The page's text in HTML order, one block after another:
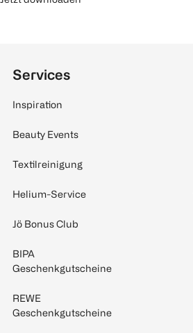
Services
Inspiration
Beauty Events
Textilreinigung
Helium-Service
Jö Bonus Club
BIPA
Geschenkgutscheine
REWE
Geschenkgutscheine